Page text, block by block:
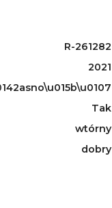
R-261282
2021
Tak
wtórny
dobry